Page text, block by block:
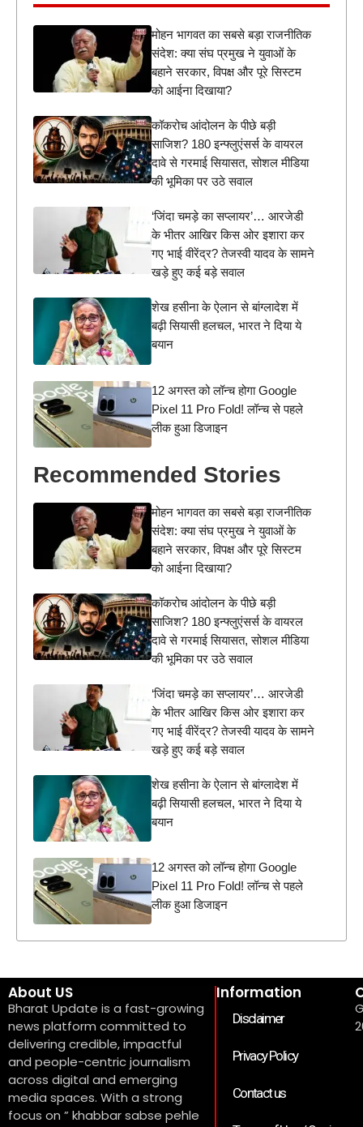
मोहन भागवत का सबसे बड़ा राजनीतिक
संदेश: क्या संघ प्रमुख ने युवाओं के
बहाने सरकार, विपक्ष और पूरे सिस्टम
को आईना दिखाया?
कॉकरोच आंदोलन के पीछे बड़ी
साजिश? 180 इन्फ्लुएंसर्स के वायरल
दावे से गरमाई सियासत, सोशल मीडिया
की भूमिका पर उठे सवाल
‘जिंदा चमड़े का सप्लायर’… आरजेडी
के भीतर आखिर किस ओर इशारा कर
गए भाई वीरेंद्र? तेजस्वी यादव के सामने
खड़े हुए कई बड़े सवाल
शेख हसीना के ऐलान से बांग्लादेश में
बढ़ी सियासी हलचल, भारत ने दिया ये
बयान
12 अगस्त को लॉन्च होगा Google
Pixel 11 Pro Fold! लॉन्च से पहले
लीक हुआ डिजाइन
Recommended Stories
मोहन भागवत का सबसे बड़ा राजनीतिक
संदेश: क्या संघ प्रमुख ने युवाओं के
बहाने सरकार, विपक्ष और पूरे सिस्टम
को आईना दिखाया?
कॉकरोच आंदोलन के पीछे बड़ी
साजिश? 180 इन्फ्लुएंसर्स के वायरल
दावे से गरमाई सियासत, सोशल मीडिया
की भूमिका पर उठे सवाल
‘जिंदा चमड़े का सप्लायर’… आरजेडी
के भीतर आखिर किस ओर इशारा कर
गए भाई वीरेंद्र? तेजस्वी यादव के सामने
खड़े हुए कई बड़े सवाल
शेख हसीना के ऐलान से बांग्लादेश में
बढ़ी सियासी हलचल, भारत ने दिया ये
बयान
12 अगस्त को लॉन्च होगा Google
Pixel 11 Pro Fold! लॉन्च से पहले
लीक हुआ डिजाइन
About US
Bharat Update is a fast-growing
news platform committed to
delivering credible, impactful
and people-centric journalism
across digital and emerging
media spaces. With a strong
focus on ” khabbar sabse pehle
Information
Disclaimer
Privacy Policy
Contact us